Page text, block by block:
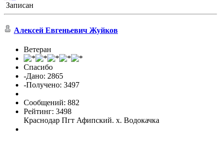
Записан
Алексей Евгеньевич Жуйков
Ветеран
Спасибо
-Дано: 2865
-Получено: 3497
Сообщений: 882
Рейтинг: 3498
Краснодар Пгт Афипский. х. Водокачка